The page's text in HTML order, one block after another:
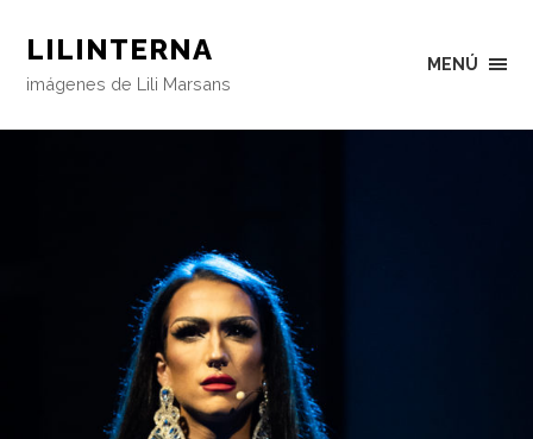
LILINTERNA
imágenes de Lili Marsans
MENÚ